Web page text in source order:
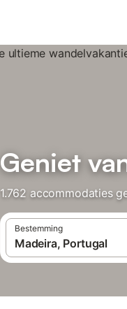
Geniet
1.762 accommodaties
Bestemming